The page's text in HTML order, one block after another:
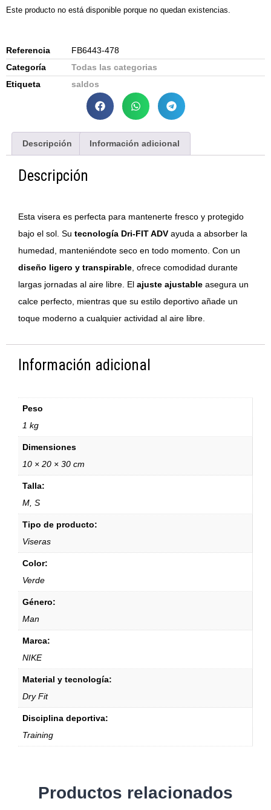
Este producto no está disponible porque no quedan existencias.
Referencia
FB6443-478
Categoría
Todas las categorias
Etiqueta
saldos
Descripción Información adicional
Descripción
Esta visera es perfecta para mantenerte fresco y protegido
bajo el sol. Su tecnología Dri-FIT ADV ayuda a absorber la
humedad, manteniéndote seco en todo momento. Con un
diseño ligero y transpirable , ofrece comodidad durante
largas jornadas al aire libre. El ajuste ajustable asegura un
calce perfecto, mientras que su estilo deportivo añade un
toque moderno a cualquier actividad al aire libre.
Información adicional
Peso
1 kg
Dimensiones
10 × 20 × 30 cm
Talla:
M, S
Tipo de producto:
Viseras
Color:
Verde
Género:
Man
Marca:
NIKE
Material y tecnología:
Dry Fit
Disciplina deportiva:
Training
Productos relacionados